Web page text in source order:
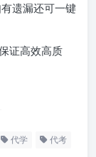
遗漏还可一键
证高效高质
代学 代考